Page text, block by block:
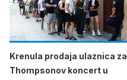
Krenula prodaja ulaznica za
Thompsonov koncert u